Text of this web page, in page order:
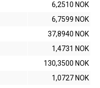
6,2510 NOK
6,7599 NOK
37,8940 NOK
1,4731 NOK
130,3500 NOK
1,0727 NOK